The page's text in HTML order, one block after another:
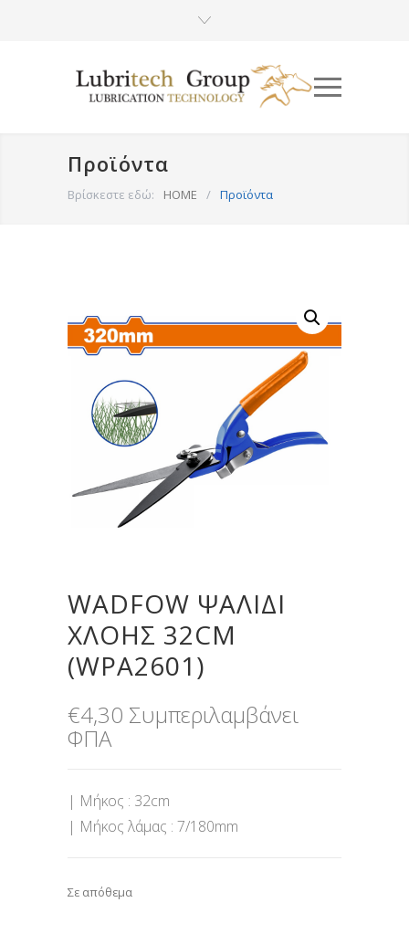
Προϊόντα
Βρίσκεστε εδώ: HOME / Προϊόντα
WADFOW ΨΑΛΙΔΙ
ΧΛΟΗΣ 32CM
(WPA2601)
€4,30 Συμπεριλαμβάνει
ΦΠΑ
| Μήκος : 32cm
| Μήκος λάμας : 7/180mm
Σε απόθεμα